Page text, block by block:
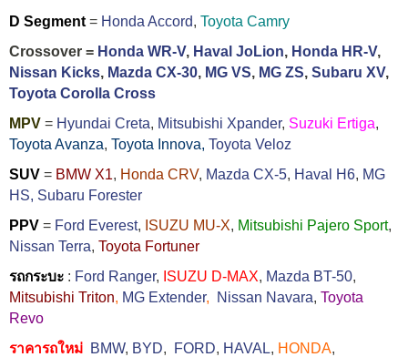
D Segment = Honda Accord, Toyota Camry
Crossover = Honda WR-V, Haval JoLion, Honda HR-V,
Nissan Kicks, Mazda CX-30, MG VS, MG ZS, Subaru XV,
Toyota Corolla Cross
MPV = Hyundai Creta, Mitsubishi Xpander, Suzuki Ertiga,
Toyota Avanza, Toyota Innova, Toyota Veloz
SUV = BMW X1, Honda CRV, Mazda CX-5, Haval H6, MG
HS, Subaru Forester
PPV = Ford Everest, ISUZU MU-X, Mitsubishi Pajero Sport,
Nissan Terra, Toyota Fortuner
รถกระบะ : Ford Ranger, ISUZU D-MAX, Mazda BT-50,
Mitsubishi Triton, MG Extender, Nissan Navara, Toyota
Revo
ราคารถใหม่ BMW, BYD, FORD, HAVAL, HONDA,